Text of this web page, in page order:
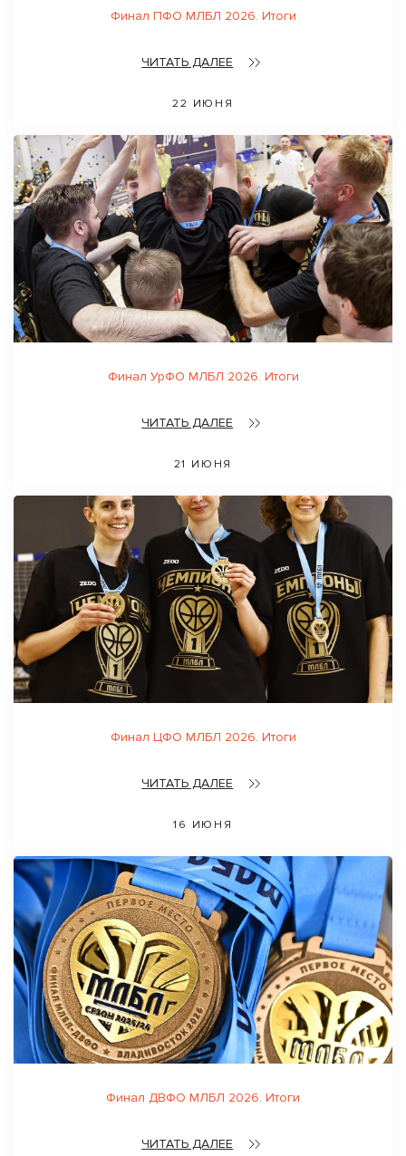
Финал ПФО МЛБЛ 2026. Итоги
ЧИТАТЬ ДАЛЕЕ
22 ИЮНЯ
Финал УрФО МЛБЛ 2026. Итоги
ЧИТАТЬ ДАЛЕЕ
21 ИЮНЯ
Финал ЦФО МЛБЛ 2026. Итоги
ЧИТАТЬ ДАЛЕЕ
16 ИЮНЯ
Финал ДВФО МЛБЛ 2026. Итоги
ЧИТАТЬ ДАЛЕЕ